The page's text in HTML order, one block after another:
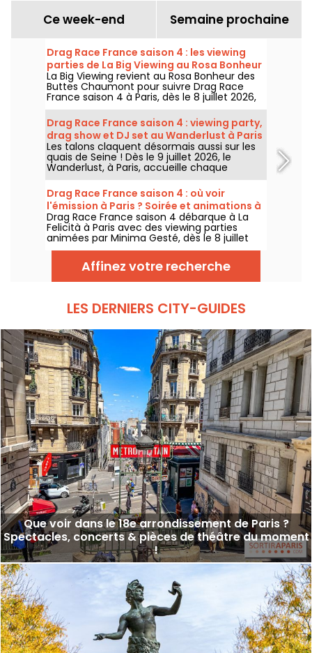
Ce week-end Semaine prochaine
Drag Race France saison 4 : les viewing
parties de La Big Viewing au Rosa Bonheur
La Big Viewing revient au Rosa Bonheur des
Buttes Chaumont pour suivre Drag Race
France saison 4 à Paris, dès le 8 juillet 2026,
puis chaque soir de diffusion. Animée par La
Big Bertha, cette viewing party réunit
projection de l’épisode, performances drag,
quiz, invités et surprises.
Drag Race France saison 4 : viewing party,
drag show et DJ set au Wanderlust à Paris
Les talons claquent désormais aussi sur les
quais de Seine ! Dès le 9 juillet 2026, le
Wanderlust, à Paris, accueille chaque
semaine une viewing party de Drag Race
France saison 4, avec projection des
épisodes, drag shows et DJ sets jusqu'au
bout de la nuit.
Drag Race France saison 4 : où voir
l'émission à Paris ? Soirée et animations à
La Felicità
Drag Race France saison 4 débarque à La
Felicità à Paris avec des viewing parties
animées par Minima Gesté, dès le 8 juillet
2026. Performances drag, animations
gratuites et food trucks complètent le
programme.Affinez votre recherche
LES DERNIERS CITY-GUIDES
Que voir dans le 18e arrondissement de Paris ?
Spectacles, concerts & pièces de théâtre du moment
!